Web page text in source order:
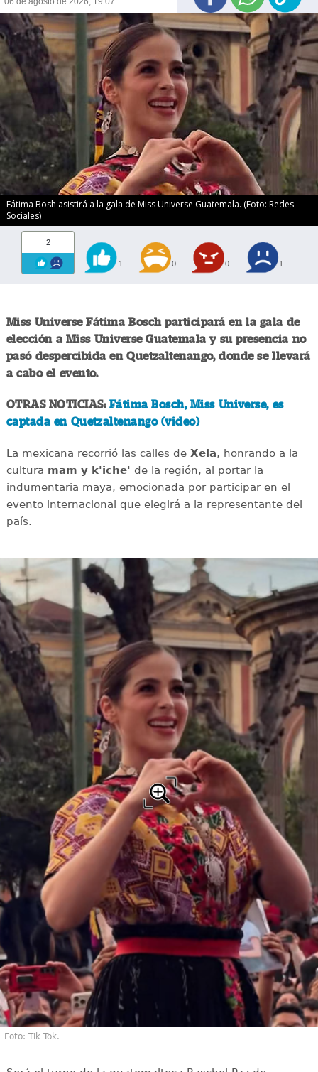
Fátima Bosh asistirá a la gala de Miss Universe Guatemala. (Foto: Redes
Sociales)
2
1 0 0 1
Miss Universe Fátima Bosch participará en la gala de
elección a Miss Universe Guatemala y su presencia no
pasó despercibida en Quetzaltenango, donde se llevará
a cabo el evento.
OTRAS NOTICIAS: Fátima Bosch, Miss Universe, es
captada en Quetzaltenango (video)
La mexicana recorrió las calles deXela, honrando a la
cultura mam y k'iche' de la región, al portar la
indumentaria maya, emocionada por participar en el
evento internacional que elegirá a la representante del
país.
Foto: Tik Tok.